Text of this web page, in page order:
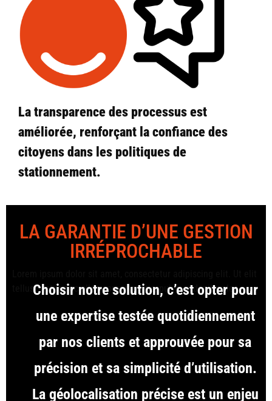
La transparence des processus est
améliorée, renforçant la confiance des
citoyens dans les politiques de
stationnement.
LA GARANTIE D’UNE GESTION
IRRÉPROCHABLE
tellus, luctus nec ullamcorper mattis, pulvinar dapibus leo.
Choisir notre solution, c’est opter pour
une expertise testée quotidiennement
par nos clients et approuvée pour sa
précision et sa simplicité d’utilisation.
La géolocalisation précise est un enjeu